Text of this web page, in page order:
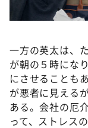
一方の英太は、
が朝の５時にな
にさせることも
が悪者に見える
ある。会社の厄
って、ストレス